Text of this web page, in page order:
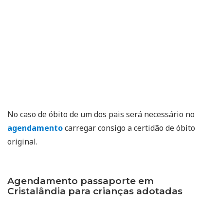
No caso de óbito de um dos pais será necessário no
agendamentocarregar consigo a certidão de óbito
original.
Agendamento passaporte em
Cristalândia para crianças adotadas